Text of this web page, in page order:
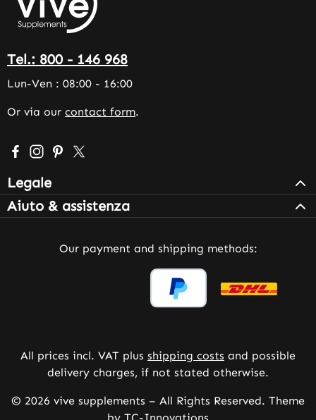
Tel.: 800 - 146 968
Lun-Ven : 08:00 - 16:00
Or via our contact form.
Visit us on Facebook – opens in a new browser tab
Check us out on Instagram – opens in a new
Get inspired on Pinterest – opens in a new
Follow us on X – opens in a new browser
Legale
Aiuto & assistenza
Our payment and shipping methods:
All prices incl. VAT plus shipping costs and possible
delivery charges, if not stated otherwise.
© 2026 vive supplements – All Rights Reserved. Theme